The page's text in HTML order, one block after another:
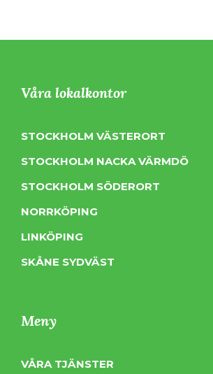
Våra lokalkontor
STOCKHOLM VÄSTERORT
STOCKHOLM NACKA VÄRMDÖ
STOCKHOLM SÖDERORT
NORRKÖPING
LINKÖPING
SKÅNE SYDVÄST
Meny
VÅRA TJÄNSTER